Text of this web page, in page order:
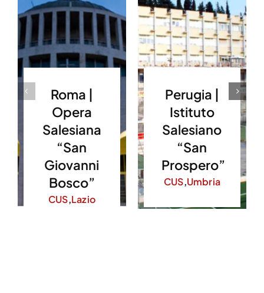
Roma |
Opera
Salesiana
“San
Giovanni
Bosco”
CUS,Lazio
Perugia |
Istituto
Salesiano
“San
Prospero”
CUS,Umbria